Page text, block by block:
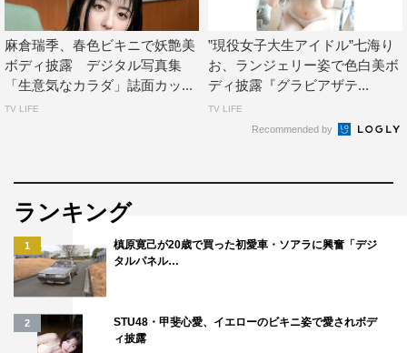
麻倉瑞季、春色ビキニで妖艶美
ボディ披露 デジタル写真集
「生意気なカラダ」誌面カッ...
TV LIFE
”現役女子大生アイドル”七海り
お、ランジェリー姿で色白美ボ
ディ披露『グラビアザテ...
TV LIFE
Recommended by
ランキング
1
槙原寛己が20歳で買った初愛車・ソアラに興奮「デジ
タルパネル…
2
STU48・甲斐心愛、イエローのビキニ姿で愛されボデ
ィ披露